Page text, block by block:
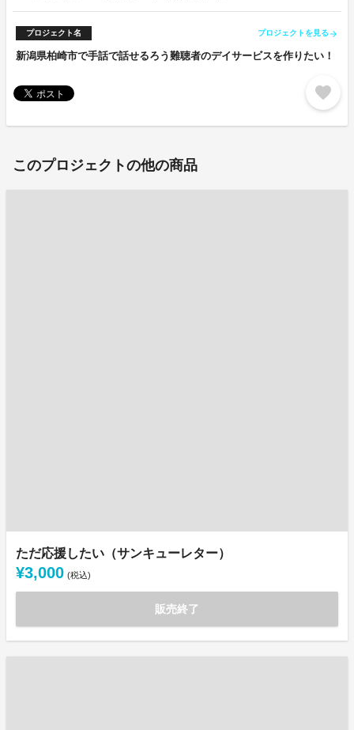
プロジェクト名 プロジェクトを見る arrow_forward
新潟県柏崎市で手話で話せるろう難聴者のデイサービスを作りたい！
favorite
このプロジェクトの他の商品
ただ応援したい（サンキューレター）
¥3,000 (税込)
販売終了